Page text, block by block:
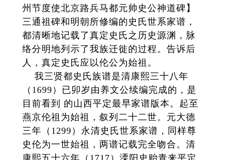
州节度使北京路兵马都元帅史公神道碑】
三通祖碑和明朝所修编的史氏世系家谱，
都清晰地记载了真定史氏之历史源渊，脉
络分明地列示了我族迁徙的过程。告诉后
人，真定史氏应以伦公为始祖。
我三贤都史氏族谱是清康熙三十八年
（1699）已卯岁由养文公续编完成的，是
目前看到 的山西平定最早家谱版本。起至
燕京伦祖为始祖，叙列二十二世。元大德
三年（1299）永清史氏世系家谱，同样尊
史伦为一世始祖，两谱记载完全吻合。清
康熙五十六年（1717）溧阳史贻青来平定